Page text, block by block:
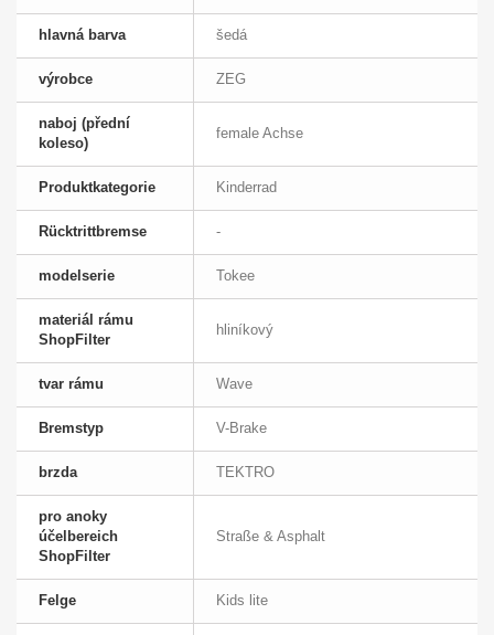
hlavná barva šedá
výrobce ZEG
naboj (přední
koleso)
female Achse
Produktkategorie Kinderrad
Rücktrittbremse -
modelserie Tokee
materiál rámu
ShopFilter
hliníkový
tvar rámu Wave
Bremstyp V-Brake
brzda TEKTRO
pro anoky
účelbereich
ShopFilter
Straße & Asphalt
Felge Kids lite